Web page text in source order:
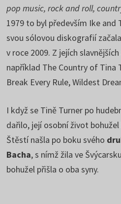
pop music, rock and roll,
1979 to byl především Ike and
svou sólovou diskografií
v roce 2009. Z jejích
například The Country of Tina
Break Every Rule, Wildest
I když se Tině Turner po
dařilo, její osobní život
Štěstí našla po boku svého
Bacha, s nímž žila ve
bohužel přišla o oba syny.